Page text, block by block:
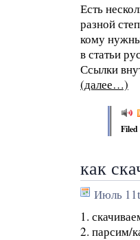
Есть
разной
кому
в статьи
Ссылки
(далее…)
как
Июль
1.
2. парсим/